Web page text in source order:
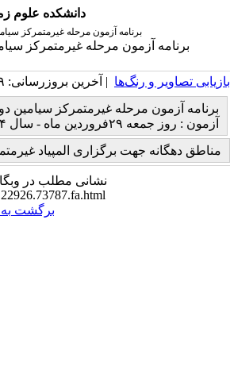
دانشکده علوم
برنامه آزمون مرحله غیرمتمرکز
برنامه آزمون مرحله غیرمتمرکز
بازیابی تصاویر و رنگ‌ها | آخرین بروزرسانی: ۱۴۰۳/۱۰/۲۹ |
برنامه آزمون مرحله غیرمتمرکز سیامین
آزمون : روز جمعه ۲۹فروردین ماه - سال ۱۴۰۴
مناطق دهگانه جهت برگزاری المپیاد
نشانی مطلب در
برگشت